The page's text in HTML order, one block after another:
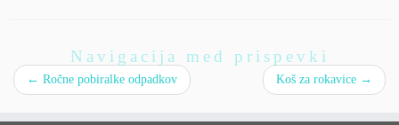
Navigacija med prispevki
← Ročne pobiralke odpadkov Koš za rokavice →